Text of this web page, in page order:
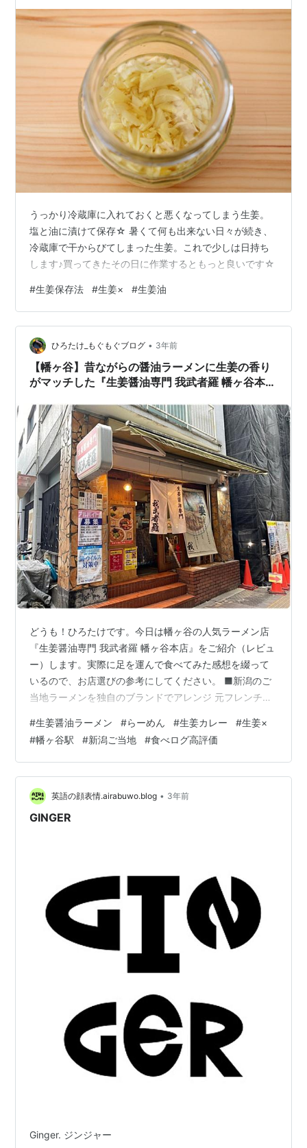
うっかり冷蔵庫に入れておくと悪くなってしまう生姜。
塩と油に漬けて保存☆ 暑くて何も出来ない日々が続き、
冷蔵庫で干からびてしまった生姜。これで少しは日持ち
します♪買ってきたその日に作業するともっと良いです☆
#生姜保存法 #生姜× #生姜油
ひろたけ_もぐもぐブログ • 3年前
【幡ヶ谷】昔ながらの醤油ラーメンに生姜の香り
がマッチした『生姜醤油専門 我武者羅 幡ヶ谷本
どうも！ひろたけです。今日は幡ヶ谷の人気ラーメン店
『生姜醤油専門 我武者羅 幡ヶ谷本店』をご紹介（レビュ
ー）します。実際に足を運んで食べてみた感想を綴って
いるので、お店選びの参考にしてください。 ■新潟のご
当地ラーメンを独自のブランドでアレンジ 元フレンチシ
してから約20年。鯛だしや煮干しなど形を変えつつ、
2010年からは現在の原型となる生姜醤油をベースとした
ラーメンを提供。今ではFC展開も行っており初台や四谷
などでも食べることができます。新潟愛が強いからこそ
だと思うのですが、お店のポップに長岡の文字大きく書
かれていたので、生姜醤油ラーメン…
#生姜醤油ラーメン #らーめん #生姜カレー #生姜×
#幡ヶ谷駅 #新潟ご当地 #食べログ高評価
英語の顔表情.airabuwo.blog • 3年前
GINGER
Ginger. ジンジャー